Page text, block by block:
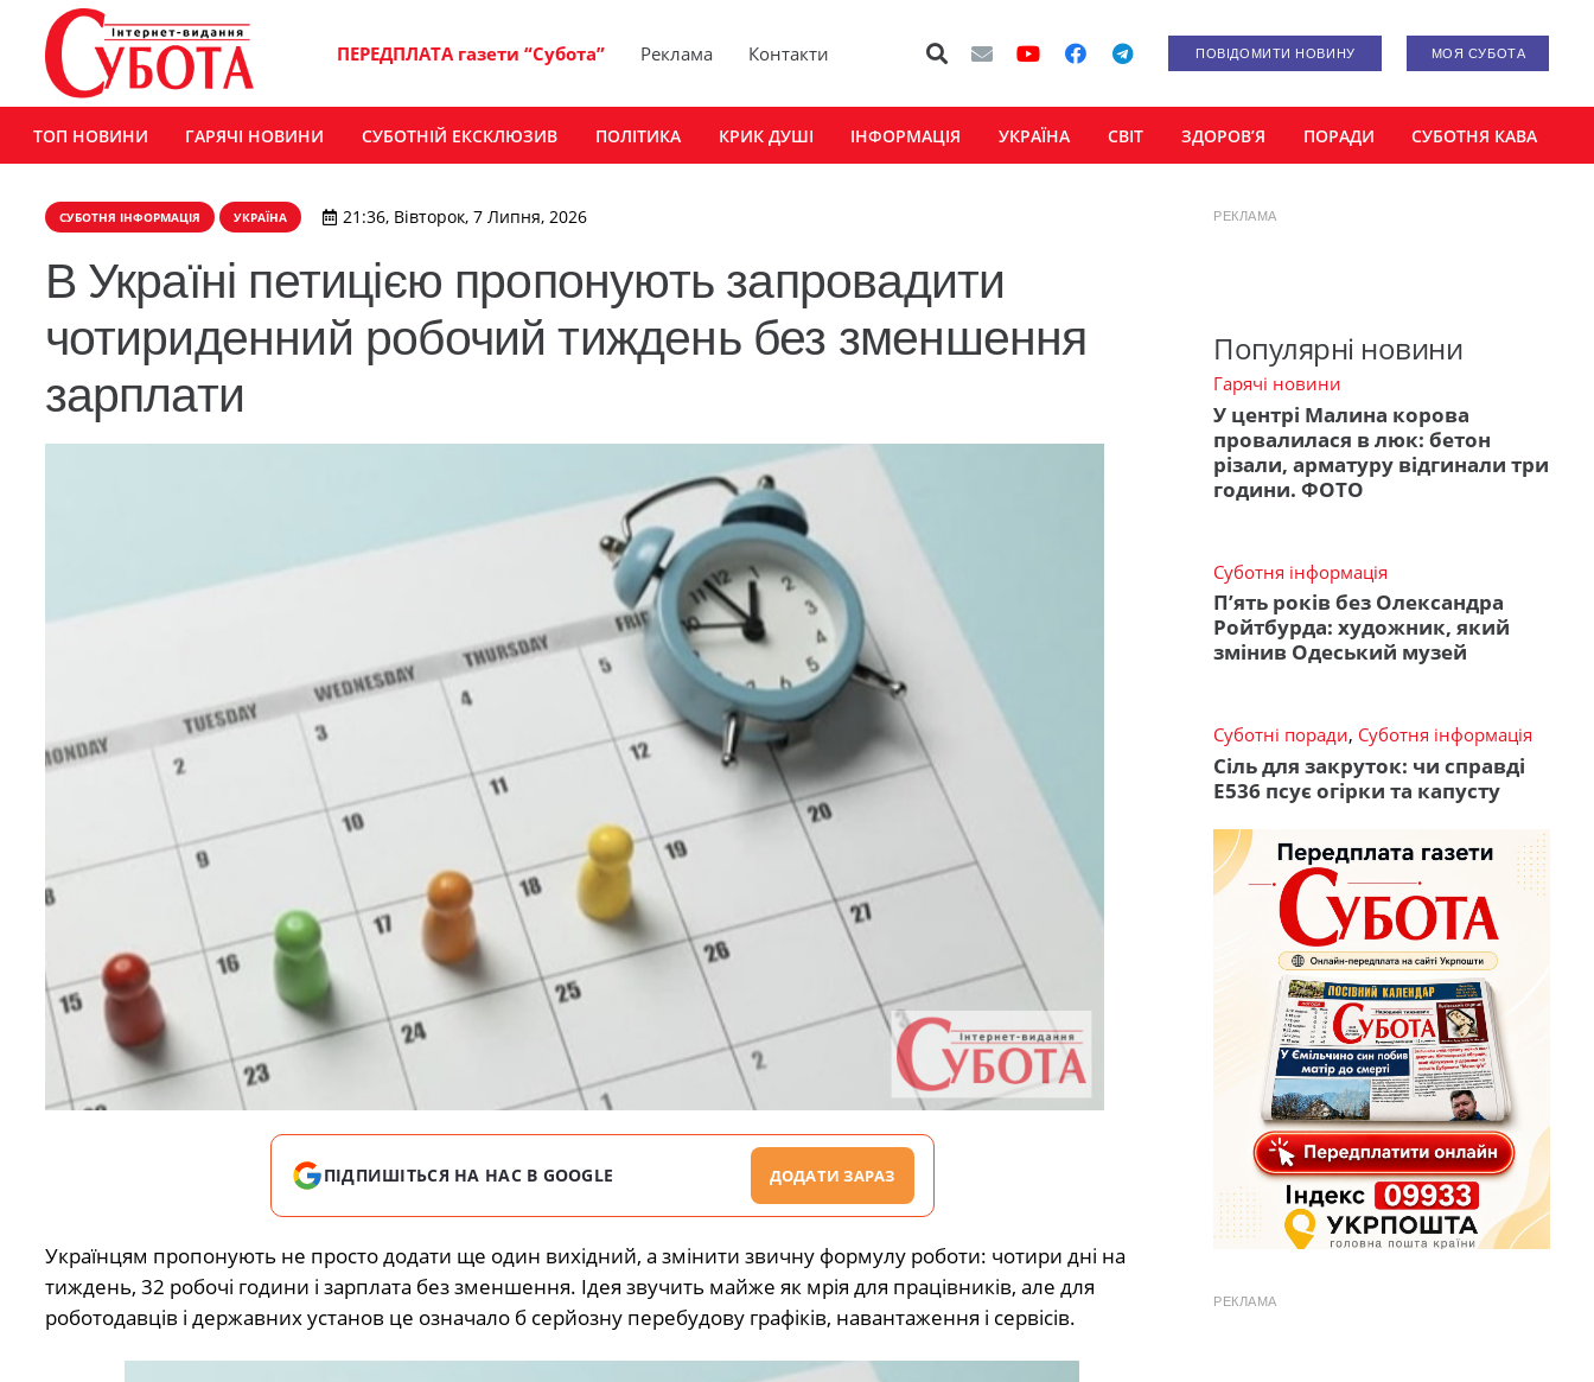
ПЕРЕДПЛАТА газети “Субота” Реклама Контакти ПОВІДОМИТИ НОВИНУ МОЯ СУБОТА
ТОП НОВИНИ ГАРЯЧІ НОВИНИ СУБОТНІЙ ЕКСКЛЮЗИВ ПОЛІТИКА КРИК ДУШІ ІНФОРМАЦІЯ УКРАЇНА СВІТ ЗДОРОВ’Я ПОРАДИ СУБОТНЯ КАВА
СУБОТНЯ ІНФОРМАЦІЯ УКРАЇНА 21:36, Вівторок, 7 Липня, 2026
В Україні петицією пропонують запровадити
чотириденний робочий тиждень без зменшення
зарплати
ПІДПИШІТЬСЯ НА НАС В GOOGLE ДОДАТИ ЗАРАЗ
Українцям пропонують не просто додати ще один вихідний, а змінити звичну формулу роботи: чотири дні на
тиждень, 32 робочі години і зарплата без зменшення. Ідея звучить майже як мрія для працівників, але для
роботодавців і державних установ це означало б серйозну перебудову графіків, навантаження і сервісів.
РЕКЛАМА
Популярні новини
Гарячі новини
У центрі Малина корова
провалилася в люк: бетон
різали, арматуру відгинали три
години. ФОТО
Суботня інформація
П’ять років без Олександра
Ройтбурда: художник, який
змінив Одеський музей
Суботні поради, Суботня інформація
Сіль для закруток: чи справді
Е536 псує огірки та капусту
РЕКЛАМА